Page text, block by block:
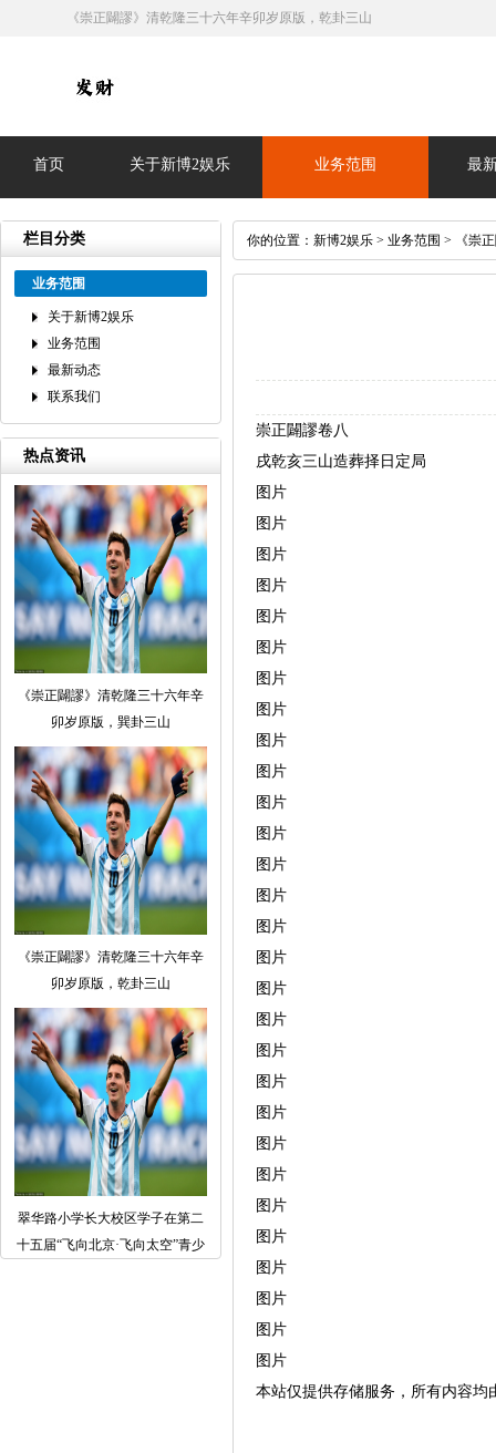
《崇正闢謬》清乾隆三十六年辛卯岁原版，乾卦三山
首页 关于新博2娱乐 业务范围 最
栏目分类
业务范围
关于新博2娱乐
业务范围
最新动态
联系我们
热点资讯
《崇正闢謬》清乾隆三十六年辛
卯岁原版，巽卦三山
《崇正闢謬》清乾隆三十六年辛
卯岁原版，乾卦三山
翠华路小学长大校区学子在第二
十五届“飞向北京·飞向太空”青少
你的位置： 新博2娱乐 > 业务范围 > 《崇
‌崇正闢謬卷八
戌乾亥三山造葬择日定局
图片
图片
图片
图片
图片
图片
图片
图片
图片
图片
图片
图片
图片
图片
图片
图片
图片
图片
图片
图片
图片
图片
图片
图片
图片
图片
图片
图片
图片
本站仅提供存储服务，所有内容